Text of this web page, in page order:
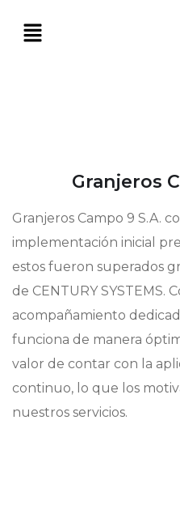
Granjeros
Granjeros Campo 9 S.A.
implementación inicial
estos fueron superados
de CENTURY SYSTEMS.
acompañamiento
funciona de manera
valor de contar con la
continuo, lo que los
nuestros servicios.